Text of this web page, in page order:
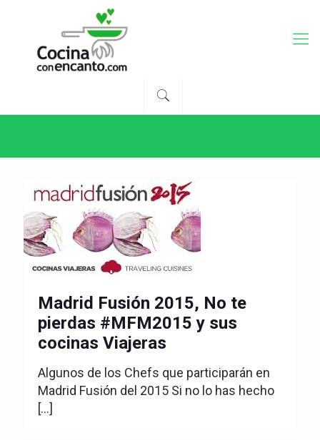
Madrid Fusión 2015, No te
pierdas #MFM2015 y sus
cocinas Viajeras
Algunos de los Chefs que participarán en
Madrid Fusión del 2015 Si no lo has hecho
[…]